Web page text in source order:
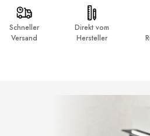
Schneller
Versand
Direkt vom
Hersteller